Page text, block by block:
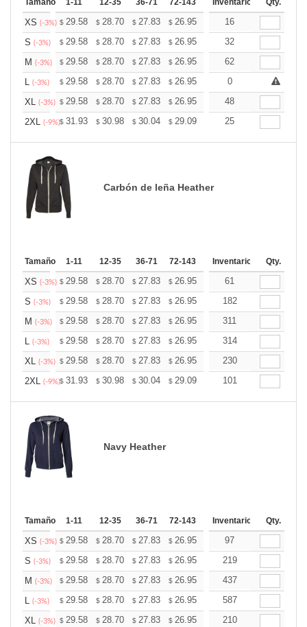
Tamaño 1-11 12-35 36-71 72-143 144-287 288 +
Inventario Qty.
XS (-3%) $ 29.58 $ 28.70 $ 27.83 $ 26.95 26.07
16
S (-3%) $ 29.58 $ 28.70 $ 27.83 $ 26.95 26.07
32
M (-3%) $ 29.58 $ 28.70 $ 27.83 $ 26.95 26.07
62
L (-3%) $ 29.58 $ 28.70 $ 27.83 $ 26.95 26.07
0
XL (-3%) $ 29.58 $ 28.70 $ 27.83 $ 26.95 26.07
48
2XL (-9%)$ 31.93 $ 30.98 $ 30.04 $ 29.09 28.14
25
Carbón de leña Heather
Tamaño 1-11 12-35 36-71 72-143 144-287 288 +
Inventario Qty.
XS (-3%) $ 29.58 $ 28.70 $ 27.83 $ 26.95 26.07
61
S (-3%) $ 29.58 $ 28.70 $ 27.83 $ 26.95 26.07
182
M (-3%) $ 29.58 $ 28.70 $ 27.83 $ 26.95 26.07
311
L (-3%) $ 29.58 $ 28.70 $ 27.83 $ 26.95 26.07
314
XL (-3%) $ 29.58 $ 28.70 $ 27.83 $ 26.95 26.07
230
2XL (-9%)$ 31.93 $ 30.98 $ 30.04 $ 29.09 28.14
101
Navy Heather
Tamaño 1-11 12-35 36-71 72-143 144-287 288 +
Inventario Qty.
XS (-3%) $ 29.58 $ 28.70 $ 27.83 $ 26.95 26.07
97
S (-3%) $ 29.58 $ 28.70 $ 27.83 $ 26.95 26.07
219
M (-3%) $ 29.58 $ 28.70 $ 27.83 $ 26.95 26.07
437
L (-3%) $ 29.58 $ 28.70 $ 27.83 $ 26.95 26.07
587
XL (-3%) $ 29.58 $ 28.70 $ 27.83 $ 26.95 26.07
210